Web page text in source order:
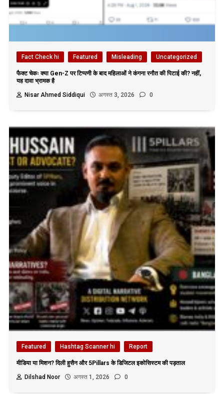
Fact Check hi Featured Misleading Uncategorized
फैक्ट चेकः क्या Gen-Z पर टिप्पणी के बाद महिलाओं ने कंगना रनौत की पिटाई की? नहीं,
यह दावा भ्रामक है
Nisar Ahmed Siddiqui
अगस्त 3, 2026 0
Featured Hashtag Scanner hi Report
मीडिया या मिशन? दिली हुसैन और 5Pillars के डिजिटल इकोसिस्टम की पड़ताल
Dilshad Noor
अगस्त 1, 2026 0